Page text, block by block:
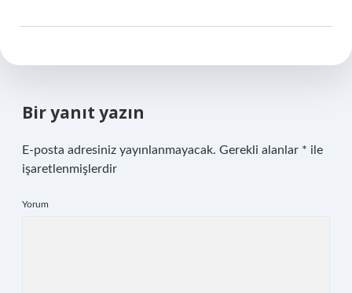
Bir yanıt yazın
E-posta adresiniz yayınlanmayacak. Gerekli alanlar * ile
işaretlenmişlerdir
Yorum